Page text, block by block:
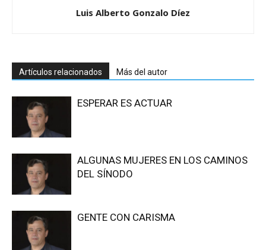
Luis Alberto Gonzalo Díez
Artículos relacionados Más del autor
ESPERAR ES ACTUAR
ALGUNAS MUJERES EN LOS CAMINOS
DEL SÍNODO
GENTE CON CARISMA